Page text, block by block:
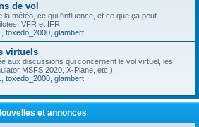
de vol
la météo, ce qui l'influence, et ce que ça peut
VFR et IFR.
toxedo_2000 glambert
virtuels
aux discussions qui concernent le vol virtuel, les
MSFS 2020, X-Plane, etc.).
toxedo_2000 glambert
et annonces